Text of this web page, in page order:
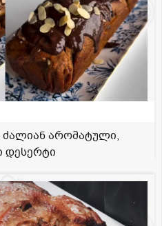
ძალიან არომატული,
დესერტი